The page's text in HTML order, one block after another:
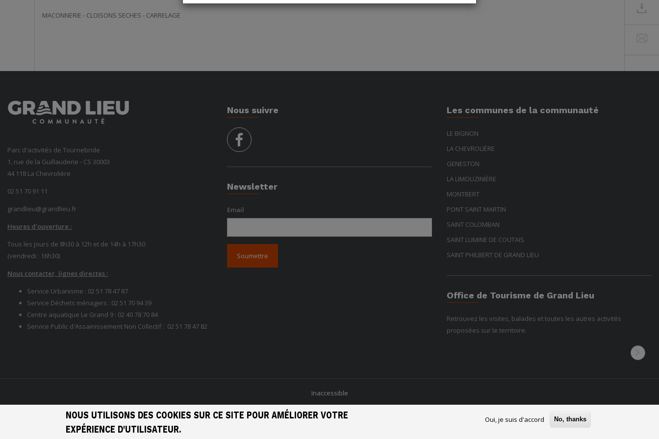
MACONNERIE - CLOISONS SECHES - CARRELAGE
Parc d'activités de Tournebride
1, rue de la Guillauderie - CS 30003
44 118 La Chevrolière
02 51 70 91 11
grandlieu@grandlieu.fr
Heures d'ouverture :
Tous les jours de 8h30 à 12h et de 14h à 17h30
(vendredi : 16h30)
Nous contacter, lignes directes :
Service Urbanisme : 02 51 78 47 87
Service Déchets ménagers : 02 51 70 94 39
Centre aquatique Le Grand 9 : 02 40 78 70 84
Service Public d'Assainissement Non Collectif : 02 51 7847 82
Nous suivre
Newsletter
Email
Les communes de la communauté
LE BIGNON
LA CHEVROLIÈRE
GENESTON
LA LIMOUZINIÈRE
MONTBERT
PONT SAINT MARTIN
SAINT COLOMBAN
SAINT LUMINE DE COUTAIS
SAINT PHILBERT DE GRAND LIEU
Office de Tourisme de Grand Lieu
Retrouvez les visites, balades et toutes les autres activités
proposées sur le territoire.
Inaccessible
NOUS UTILISONS DES COOKIES SUR CE SITE POUR AMÉLIORER VOTRE
EXPÉRIENCE D'UTILISATEUR.
Oui, je suis d'accord No, thanks